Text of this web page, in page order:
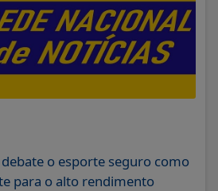
o esporte seguro como
para o alto rendimento